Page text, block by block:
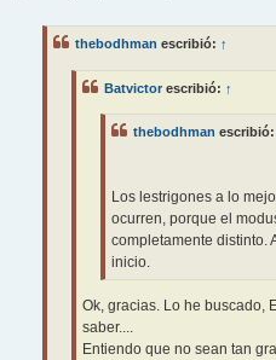
thebodhman escribió: ↑
Batvictorescribió: ↑
thebodhman escribió:
Los lestrigones a lo
ocurren, porque el
completamente distinto.
inicio.
Ok, gracias. Lo he buscado,
saber....
Entiendo que no sean tan